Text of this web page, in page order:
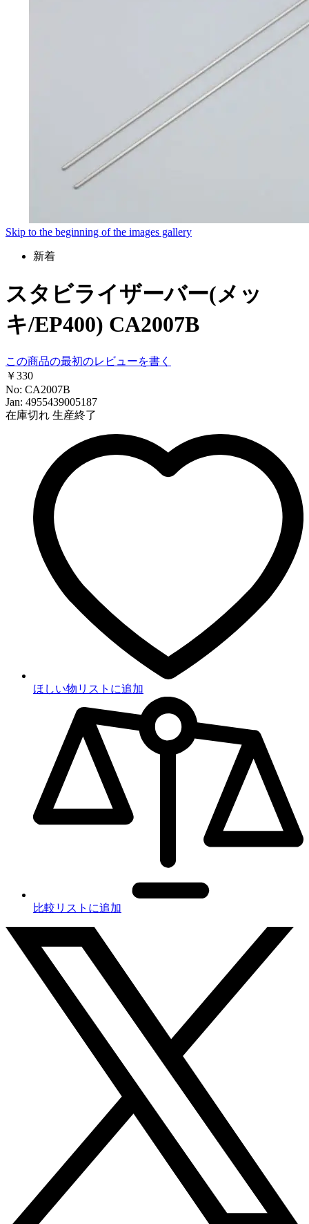
Skip to the beginning of the images gallery
新着
スタビライザーバー(メッ
キ/EP400) CA2007B
この商品の最初のレビューを書く
￥330
No: CA2007B
Jan: 4955439005187
在庫切れ 生産終了
ほしい物リストに追加
比較リストに追加